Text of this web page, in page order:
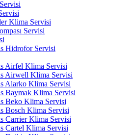
Klima Servisi
Servisi
Hidrofor Servisi
Airfel Klima Servisi
Airwell Klima Servisi
Alarko Klima Servisi
Baymak Klima Servisi
Beko Klima Servisi
Bosch Klima Servisi
Carrier Klima Servisi
Cartel Klima Servisi